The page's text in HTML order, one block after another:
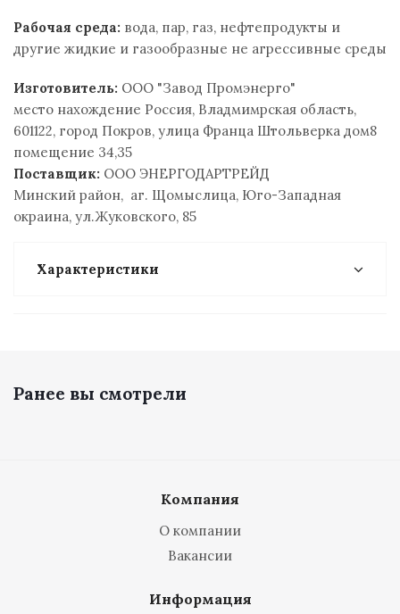
Рабочая среда: вода, пар, газ, нефтепродукты и
другие жидкие и газообразные не агрессивные среды
Изготовитель: ООО "Завод Промэнерго"
место нахождение Россия, Владмимрская область,
601122, город Покров, улица Франца Штольверка дом8
помещение 34,35
Поставщик: ООО ЭНЕРГОДАРТРЕЙД
Минский район, аг. Щомыслица, Юго-Западная
окраина, ул.Жуковского, 85
Характеристики
Ранее вы смотрели
Компания
О компании
Вакансии
Информация